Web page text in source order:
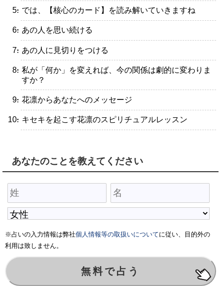
・では、【核心のカード】を読み解いていきますね
・あの人を思い続ける
・あの人に見切りをつける
・私が「何か」を変えれば、今の関係は劇的に変わりま
すか？
・花凛からあなたへのメッセージ
・キセキを起こす花凛のスピリチュアルレッスン
あなたのことを教えてください
※占いの入力情報は弊社個人情報等の取扱いについてに従い、目的外の
利用は致しません。